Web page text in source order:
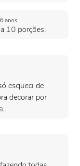
6 anos
10 porções.
esqueci de
decorar por